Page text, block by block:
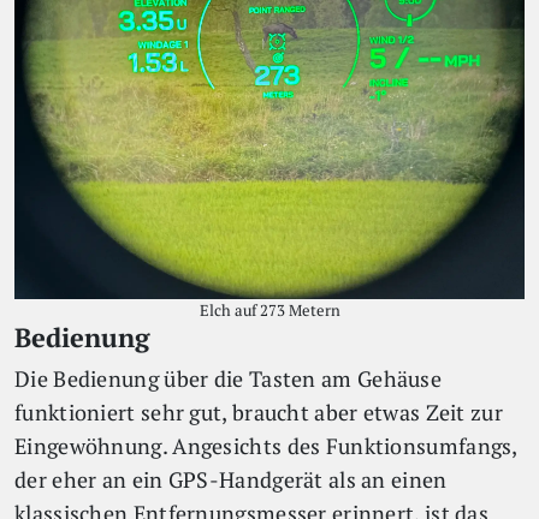
Elch auf 273 Metern
Bedienung
Die Bedienung über die Tasten am Gehäuse
funktioniert sehr gut, braucht aber etwas Zeit zur
Eingewöhnung. Angesichts des Funktionsumfangs,
der eher an ein GPS-Handgerät als an einen
klassischen Entfernungsmesser erinnert, ist das